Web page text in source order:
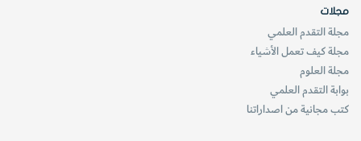
مجلات
مجلة التقدم العلمي
مجلة كيف تعمل الأشياء
مجلة العلوم
بوابة التقدم العلمي
كتب مجانية من اصداراتنا